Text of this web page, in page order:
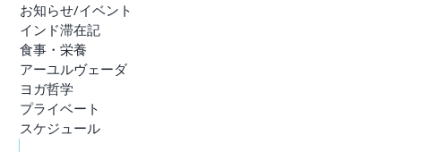
お知らせ/イベント
インド滞在記
食事・栄養
アーユルヴェーダ
ヨガ哲学
プライベート
スケジュール